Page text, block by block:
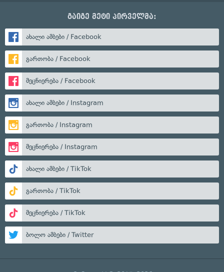
გაიგე მეტი პირველმა:
ახალი ამბები / Facebook
გართობა / Facebook
მეცნიერება / Facebook
ახალი ამბები / Instagram
გართობა / Instagram
მეცნიერება / Instagram
ახალი ამბები / TikTok
გართობა / TikTok
მეცნიერება / TikTok
ბოლო ამბები / Twitter